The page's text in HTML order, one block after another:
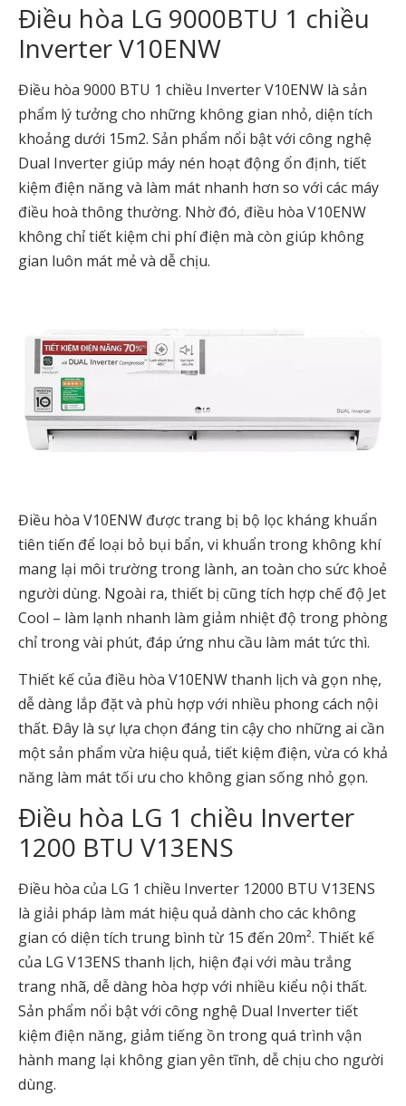
Điều hòa LG 9000BTU 1 chiều
Inverter V10ENW
Điều hòa 9000 BTU 1 chiều Inverter V10ENW là sản
phẩm lý tưởng cho những không gian nhỏ, diện tích
khoảng dưới 15m2. Sản phẩm nổi bật với công nghệ
Dual Inverter giúp máy nén hoạt động ổn định, tiết
kiệm điện năng và làm mát nhanh hơn so với các máy
điều hoà thông thường. Nhờ đó, điều hòa V10ENW
không chỉ tiết kiệm chi phí điện mà còn giúp không
gian luôn mát mẻ và dễ chịu.
Điều hòa V10ENW được trang bị bộ lọc kháng khuẩn
tiên tiến để loại bỏ bụi bẩn, vi khuẩn trong không khí
mang lại môi trường trong lành, an toàn cho sức khoẻ
người dùng. Ngoài ra, thiết bị cũng tích hợp chế độ Jet
Cool – làm lạnh nhanh làm giảm nhiệt độ trong phòng
chỉ trong vài phút, đáp ứng nhu cầu làm mát tức thì.
Thiết kế của điều hòa V10ENW thanh lịch và gọn nhẹ,
dễ dàng lắp đặt và phù hợp với nhiều phong cách nội
thất. Đây là sự lựa chọn đáng tin cậy cho những ai cần
một sản phẩm vừa hiệu quả, tiết kiệm điện, vừa có khả
năng làm mát tối ưu cho không gian sống nhỏ gọn.
Điều hòa LG 1 chiều Inverter
1200 BTU V13ENS
Điều hòa của LG 1 chiều Inverter 12000 BTU V13ENS
là giải pháp làm mát hiệu quả dành cho các không
gian có diện tích trung bình từ 15 đến 20m². Thiết kế
của LG V13ENS thanh lịch, hiện đại với màu trắng
trang nhã, dễ dàng hòa hợp với nhiều kiểu nội thất.
Sản phẩm nổi bật với công nghệ Dual Inverter tiết
kiệm điện năng, giảm tiếng ồn trong quá trình vận
hành mang lại không gian yên tĩnh, dễ chịu cho người
dùng.